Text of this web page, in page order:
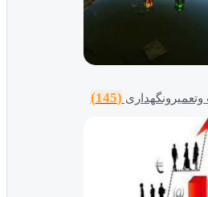
(145)